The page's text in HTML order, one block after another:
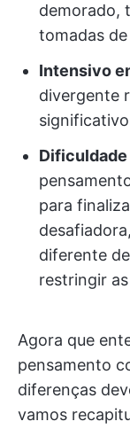
demorado,
tomadas
Intensivo
divergente
para
diferente
restringir
Agora que
pensamento
diferenças
vamos